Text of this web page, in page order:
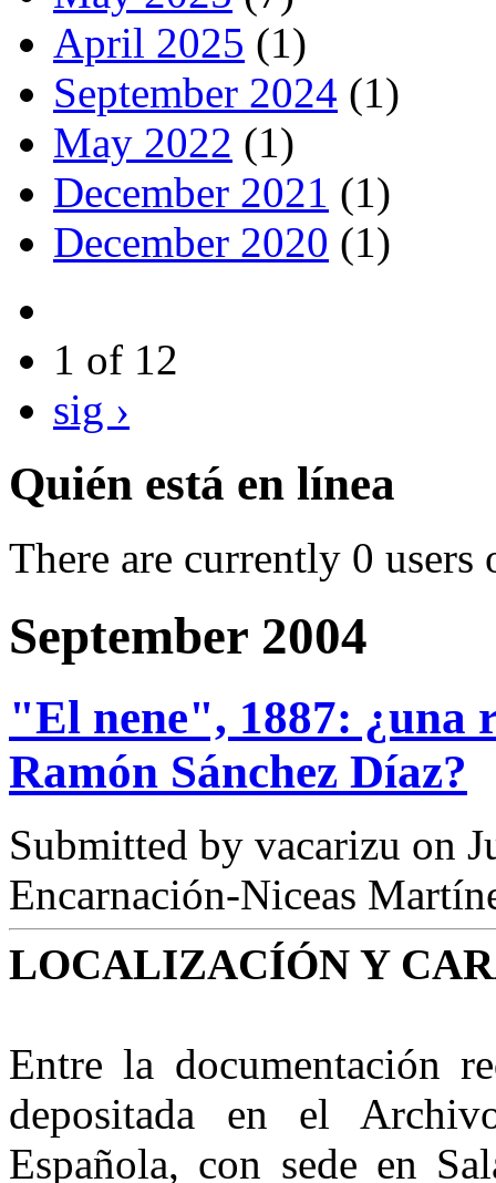
April 2025 (1)
September 2024 (1)
May 2022 (1)
December 2021 (1)
December 2020 (1)
1 of 12
sig ›
Quién está en línea
There are currently 0 users
September 2004
"El nene", 1887: ¿una
Ramón Sánchez Díaz?
Submitted by vacarizu on
Encarnación-Niceas
LOCALIZACÍÓN Y
Entre la documentación
depositada en el
Española, con sede en